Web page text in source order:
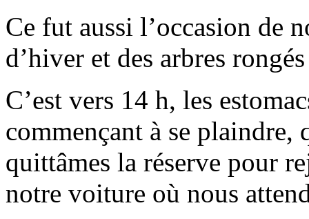
Ce fut aussi l’occasion de
d’hiver et des arbres
C’est vers 14 h, les
commençant à se plaindre,
quittâmes la réserve pour
notre voiture où nous